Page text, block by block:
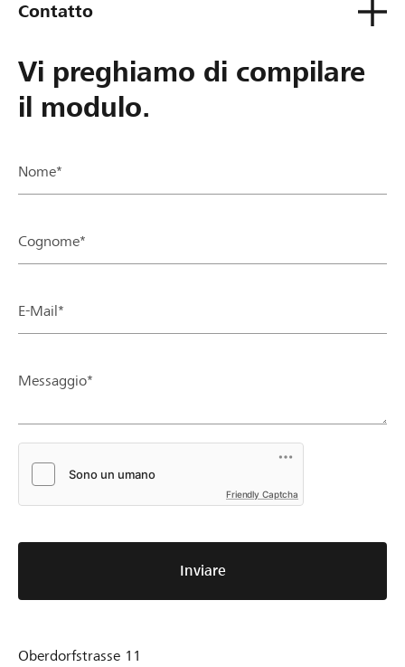
Contatto
Vi preghiamo di compilare
il modulo.
Nome*
Cognome*
E-Mail*
Messaggio*
Friendly Captcha
Inviare
Oberdorfstrasse 11